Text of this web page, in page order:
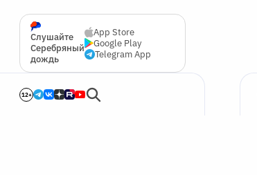
Слушайте
Серебряный
дождь
App Store
Google Play
Telegram App
12+